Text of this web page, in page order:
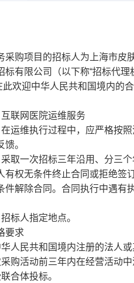
采购项目的招标人为上海市皮
标有限公司（以下称“招标代
欢迎中华人民共和国境内的合
联网医院运维服务
运维执行过程中，应严格按
。
取一次招标三年沿用、分三
有权无条件终止合同或拒绝签
件解除合同。合同执行中遇有
标人指定地点。
要求
人民共和国境内注册的法人或
购活动前三年内在经营活动中
合体投标。